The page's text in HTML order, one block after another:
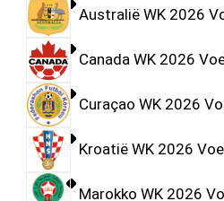
Australië WK 2026
Canada WK 2026
Curaçao WK 2026
Kroatië WK 2026
Marokko WK 2026